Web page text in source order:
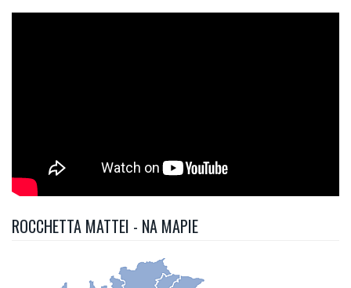
ROCCHETTA MATTEI - NA MAPIE